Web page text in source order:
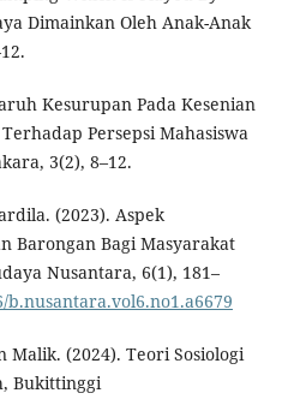
Dimainkan Oleh Anak-Anak
Kesurupan Pada Kesenian
Persepsi Mahasiswa
3(2), 8–12.
(2023). Aspek
Barongan Bagi Masyarakat
Nusantara, 6(1), 181–
b.nusantara.vol6.no1.a6679
(2024). Teori Sosiologi
Bukittinggi